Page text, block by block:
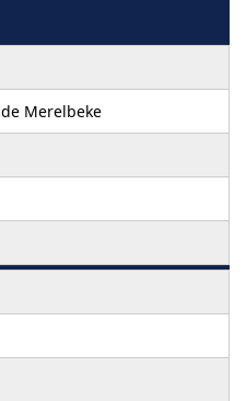
Merelbeke